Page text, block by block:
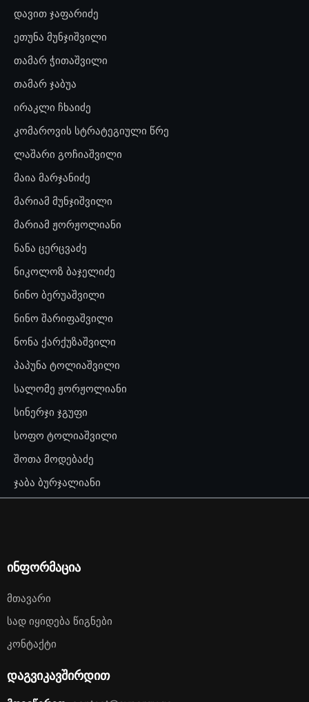
დავით ჯაფარიძე
ეთუნა მუნჯიშვილი
თამარ ჭითაშვილი
თამარ ჯაბუა
ირაკლი ჩხაიძე
კომაროვის სტრატეგიული წრე
ლაშარი გოჩიაშვილი
მაია მარჯანიძე
მარიამ მუნჯიშვილი
მარიამ ჟორჟოლიანი
ნანა ცერცვაძე
ნიკოლოზ ბაჯელიძე
ნინო ბერუაშვილი
ნინო შარიფაშვილი
ნონა ქარქუზაშვილი
პაპუნა ტოლიაშვილი
სალომე ჟორჟოლიანი
სინერჯი ჯგუფი
სოფო ტოლიაშვილი
შოთა მოდებაძე
ჯაბა ბურჯალიანი
ინფორმაცია
Მთავარი
Სად Იყიდება Წიგნები
Კონტაქტი
დაგვიკავშირდით